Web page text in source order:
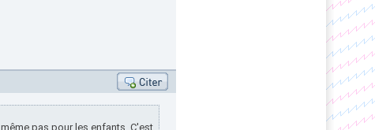
pas pour les enfants. C'est